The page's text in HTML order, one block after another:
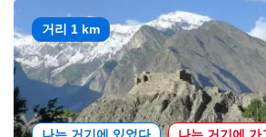
거리 1 km